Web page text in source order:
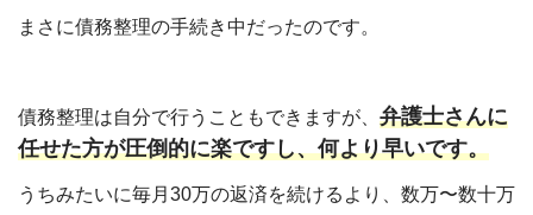
まさに債務整理の手続き中だったのです。
債務整理は自分で行うこともできますが、 弁護士さんに
任せた方が圧倒的に楽ですし、何より早いです。
うちみたいに毎月30万の返済を続けるより、数万〜数十万